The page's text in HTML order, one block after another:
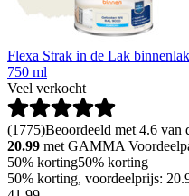
Flexa Strak in de Lak
750 ml
Veel verkocht
(1775)Beoordeeld met 4.6 van
20.99 met GAMMA
50% korting50% korting
50% korting, voordeelprijs: